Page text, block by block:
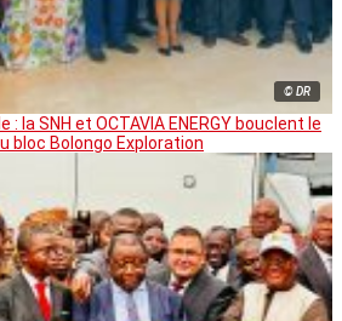
© DR
: la SNH et OCTAVIA ENERGY bouclent le
bloc Bolongo Exploration